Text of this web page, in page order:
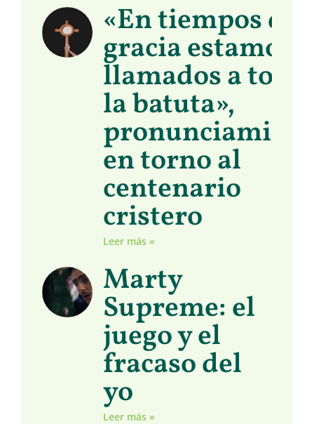
«En tiempos de
gracia estamos
llamados a
la batuta»,
en torno al
centenario
cristero
Leer más »
Marty
Supreme: el
juego y el
fracaso del
yo
Leer más »